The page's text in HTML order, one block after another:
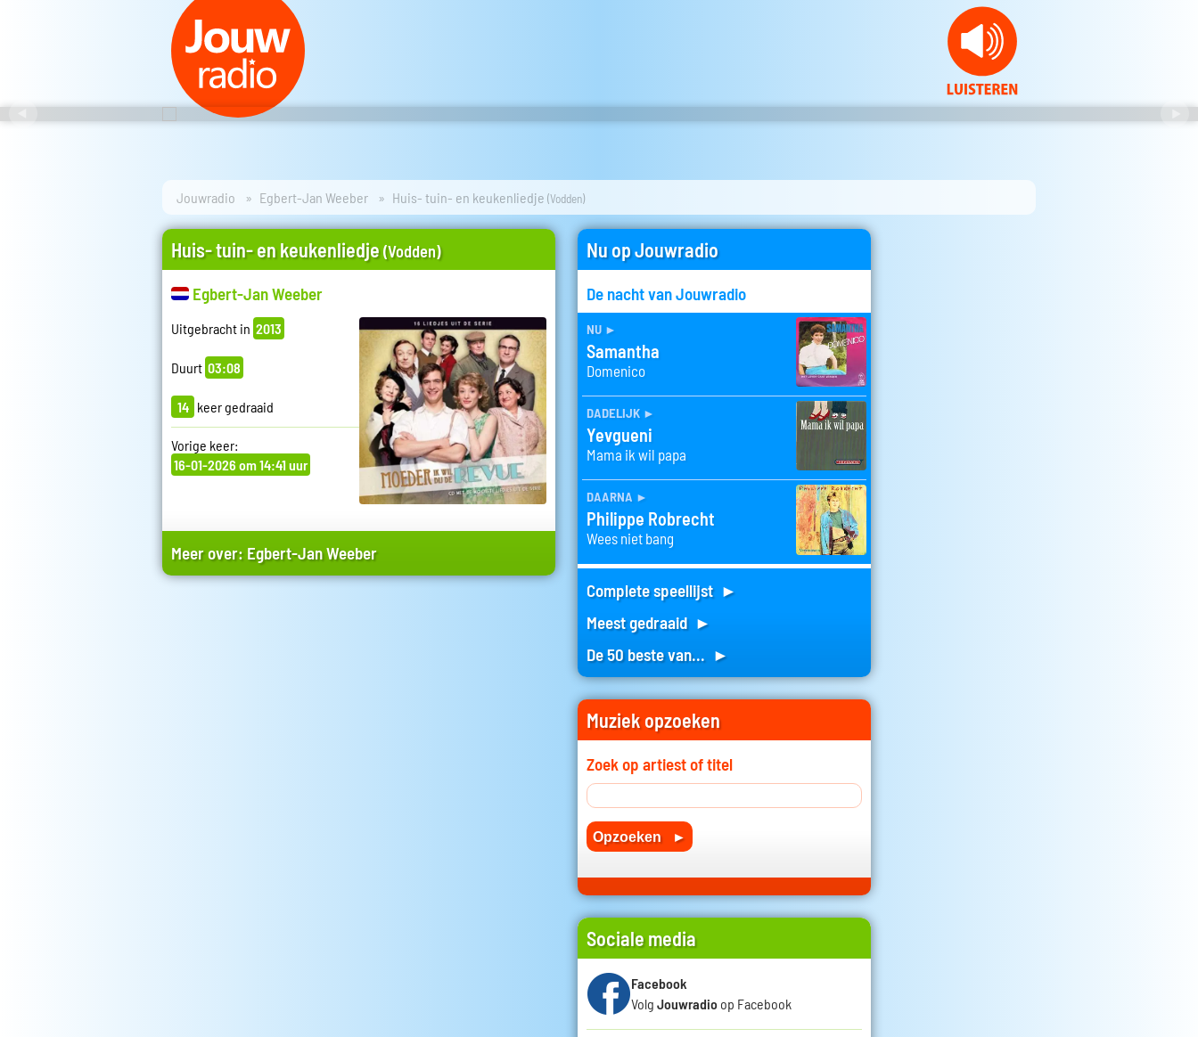
Jouwradio Egbert-Jan Weeber Huis- tuin- en keukenliedje (Vodden)
Huis- tuin- en keukenliedje(Vodden)
Egbert-Jan Weeber
Uitgebracht in 2013
Duurt 03:08
14 keer gedraaid
Vorige keer:
16-01-2026 om 14:41 uur
Meer over: Egbert-Jan Weeber
Nu op Jouwradio
De nacht van Jouwradio
nu ►
Samantha
Domenico
dadelijk ►
Yevgueni
Mama ik wil papa
daarna ►
Philippe Robrecht
Wees niet bang
Complete speellijst ►
Meest gedraaid ►
De 50 beste van... ►
Muziek opzoeken
Zoek op artiest of titel
Sociale media
Facebook
Volg Jouwradio op Facebook